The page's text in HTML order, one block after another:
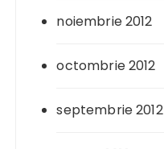
noiembrie 2012
octombrie 2012
septembrie 2012